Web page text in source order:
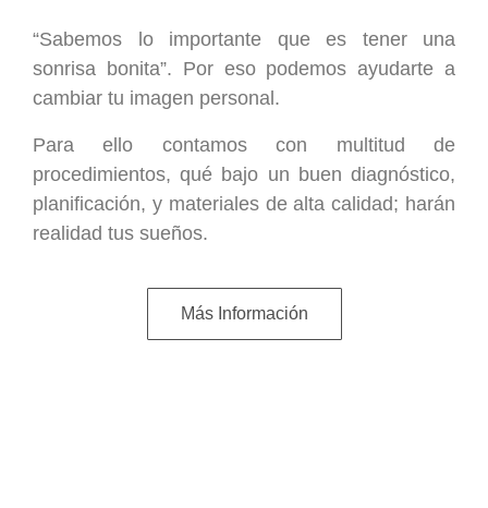
“Sabemos lo importante que es tener una
sonrisa bonita”. Por eso podemos ayudarte a
cambiar tu imagen personal.
Para ello contamos con multitud de
procedimientos, qué bajo un buen diagnóstico,
planificación, y materiales de alta calidad; harán
realidad tus sueños.
Más Información